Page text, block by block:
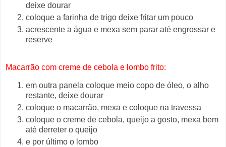
deixe dourar
coloque a farinha de trigo deixe fritar um pouco
acrescente a água e mexa sem parar até engrossar e
reserve
Macarrão com creme de cebola e lombo frito:
em outra panela coloque meio copo de óleo, o alho
restante, deixe dourar
coloque o macarrão, mexa e coloque na travessa
coloque o creme de cebola, queijo a gosto, mexa bem
até derreter o queijo
e por último o lombo